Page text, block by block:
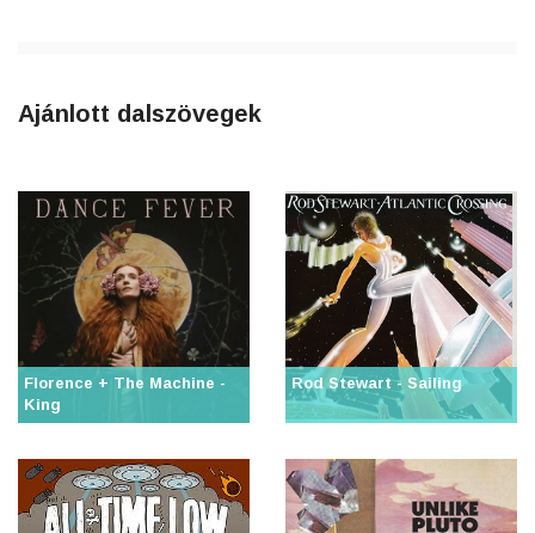
Ajánlott dalszövegek
Florence + The Machine -
King
Rod Stewart - Sailing